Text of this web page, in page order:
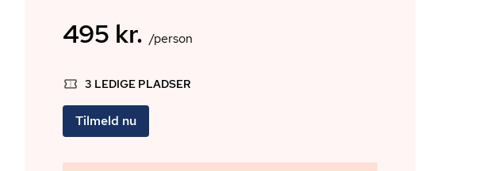
495 kr. /person
3 LEDIGE PLADSER
Tilmeld nu